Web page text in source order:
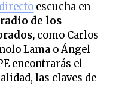
escucha en
de los
como Carlos
Lama o Ángel
encontrarás el
las claves de